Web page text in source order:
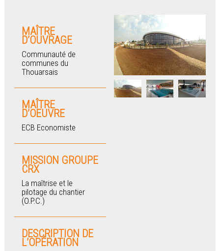
MAÎTRE
D’OUVRAGE
Communauté de
communes du
Thouarsais
MAÎTRE
D’OEUVRE
ECB Economiste
MISSION GROUPE
CRX
La maîtrise et le
pilotage du chantier
(O.P.C.)
DESCRIPTION DE
L’OPÉRATION